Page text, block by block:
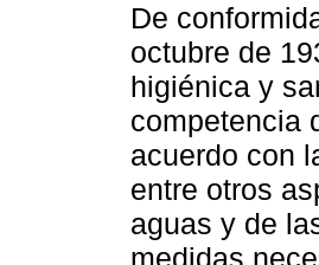
De
octubre de
higiénica y
competencia
acuerdo con
entre otros
aguas y de
medidas